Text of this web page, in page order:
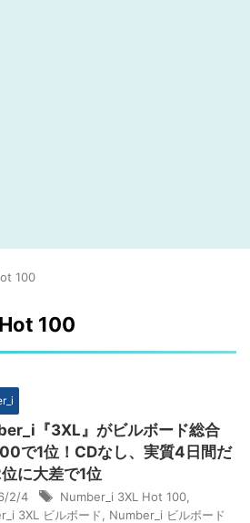
100
100
『3XL』がビルボード総合
で1位！CDなし、実質4日間だ
に大差で1位
2/4 Number_i 3XL Hot 100
3XL ビルボード
Number_i ビルボード